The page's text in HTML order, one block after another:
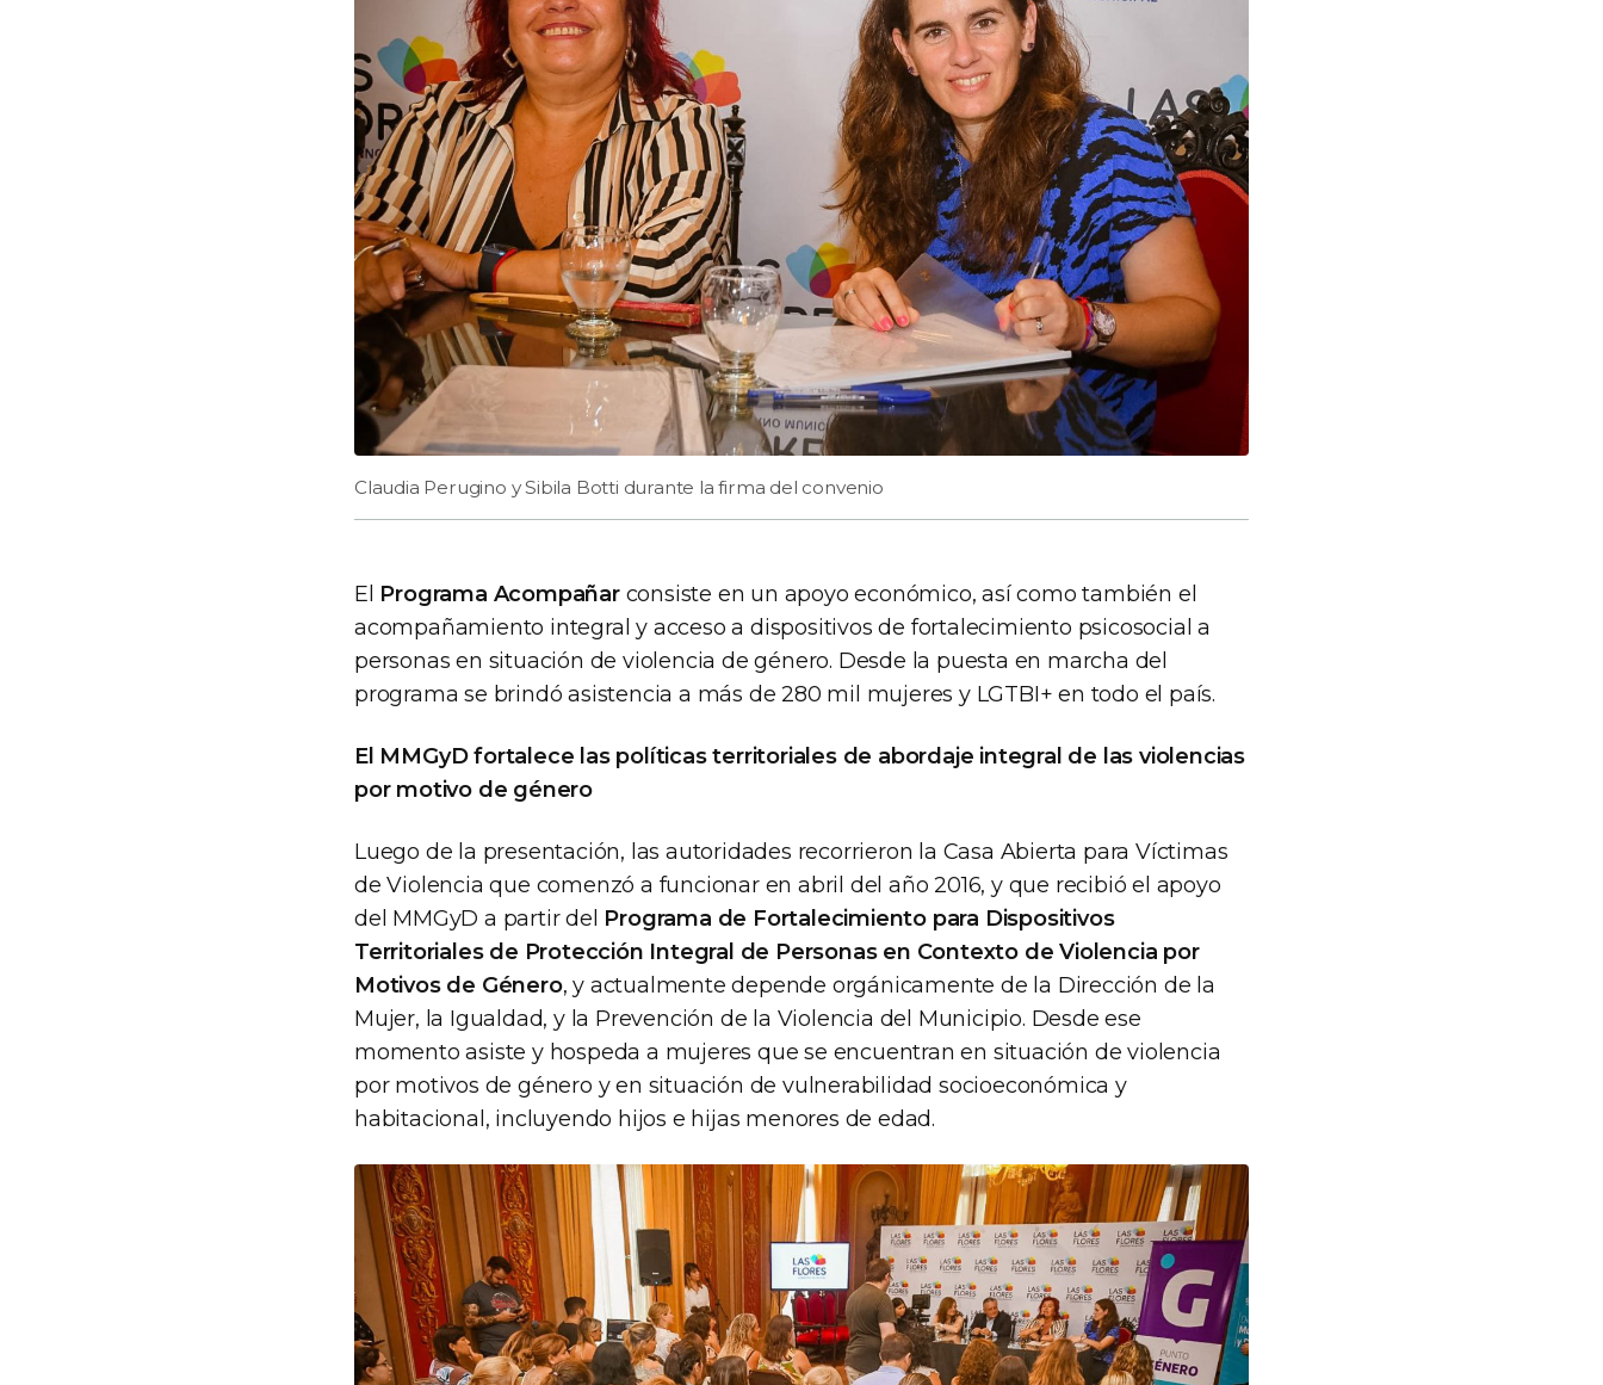
Claudia Perugino y Sibila Botti durante la firma del convenio
El Programa Acompañarconsiste en un apoyo económico, así como también el
acompañamiento integral y acceso a dispositivos de fortalecimiento psicosocial a
personas en situación de violencia de género. Desde la puesta en marcha del
programa se brindó asistencia a más de 280 mil mujeres y LGTBI+ en todo el país.
El MMGyD fortalece las políticas territoriales de abordaje integral de las violencias
por motivo de género
Luego de la presentación, las autoridades recorrieron la Casa Abierta para Víctimas
de Violencia que comenzó a funcionar en abril del año 2016, y que recibió el apoyo
del MMGyD a partir del Programa de Fortalecimiento para Dispositivos
Territoriales de Protección Integral de Personas en Contexto de Violencia por
Motivos de Género, y actualmente depende orgánicamente de la Dirección de la
Mujer, la Igualdad, y la Prevención de la Violencia del Municipio. Desde ese
momento asiste y hospeda a mujeres que se encuentran en situación de violencia
por motivos de género y en situación de vulnerabilidad socioeconómica y
habitacional, incluyendo hijos e hijas menores de edad.